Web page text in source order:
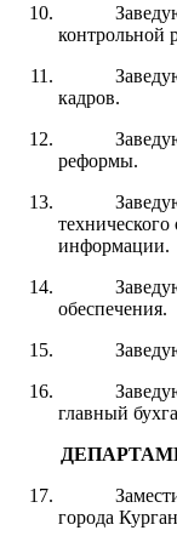
контрольной
кадров.
реформы.
информации.
обеспечения.
главный
города